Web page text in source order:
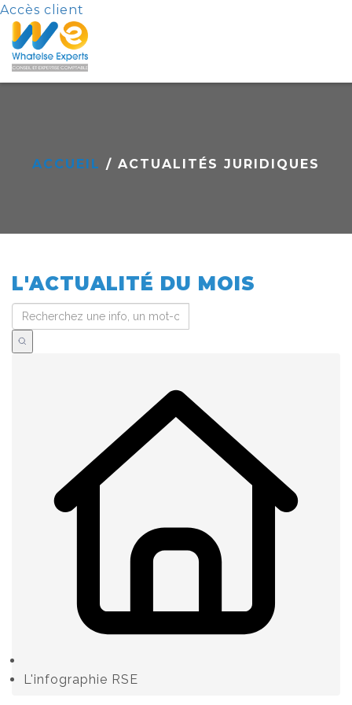
Accès client
ACCUEIL / ACTUALITÉS JURIDIQUES
L'ACTUALITÉ DU MOIS
L'infographie RSE